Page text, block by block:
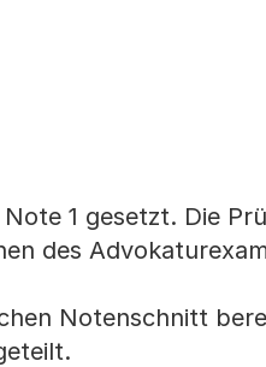
1 gesetzt. Die
des
Notenschnitt